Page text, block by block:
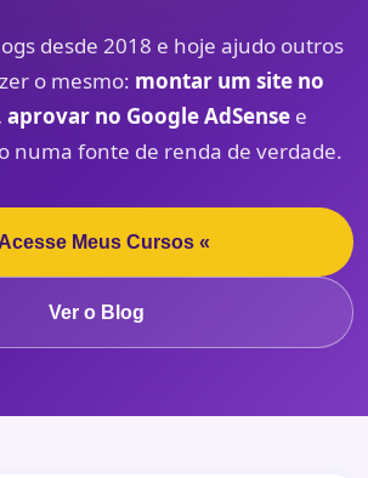
desde 2018 e hoje ajudo outros
o mesmo: montar um site no
aprovar no Google AdSensee
numa fonte de renda de verdade.
Meus Cursos «
Ver o Blog